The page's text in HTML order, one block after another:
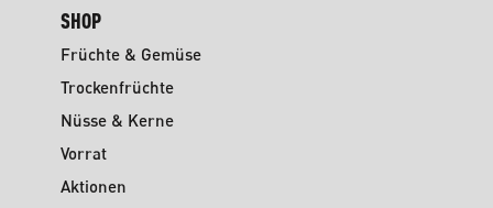
SHOP
Früchte & Gemüse
Trockenfrüchte
Nüsse & Kerne
Vorrat
Aktionen